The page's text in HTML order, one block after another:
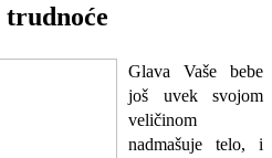
trudnoće
Glava Vaše bebe
još uvek svojom
veličinom
nadmašuje telo, i